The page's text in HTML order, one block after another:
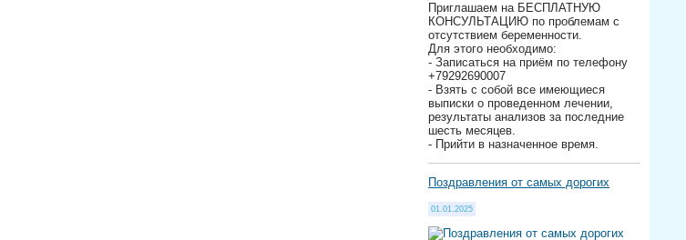
Приглашаем на БЕСПЛАТНУЮ
КОНСУЛЬТАЦИЮ по проблемам с
отсутствием беременности.
Для этого необходимо:
- Записаться на приём по телефону
+79292690007
- Взять с собой все имеющиеся
выписки о проведенном лечении,
результаты анализов за последние
шесть месяцев.
- Прийти в назначенное время.
Поздравления от самых дорогих
01.01.2025